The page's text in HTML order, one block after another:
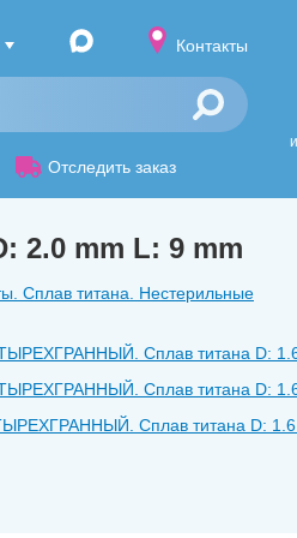
Контакты
Отследить заказ
mm L: 9 mm
Сплав титана. Нестерильные
Сплав титана D:
Сплав титана D:
Сплав титана D: 1.6
Сплав титана D: